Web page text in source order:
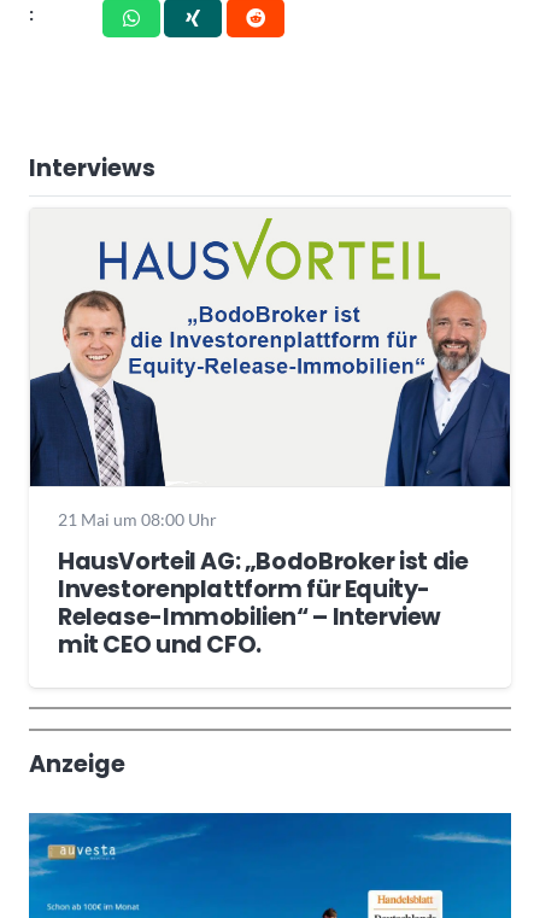
:
Interviews
21 Mai um 08:00 Uhr
HausVorteil AG: „BodoBroker ist die
Investorenplattform für Equity-
Release-Immobilien“ – Interview
mit CEO und CFO.
Wochenrückblick
Trendthemen
Anzeige